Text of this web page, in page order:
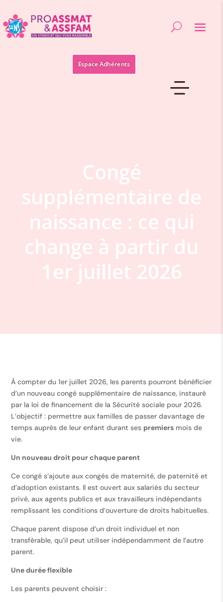
Espace Adhérents
Congé
supplémentaire de
naissance : ce qui
change à partir du
1er juillet 2026
À compter du 1er juillet 2026, les parents pourront bénéficier
d’un nouveau congé supplémentaire de naissance, instauré
par la loi de financement de la Sécurité sociale pour 2026.
L’objectif : permettre aux familles de passer davantage de
temps auprès de leur enfant durant ses premiers mois de
vie.
Un nouveau droit pour chaque parent
Ce congé s’ajoute aux congés de maternité, de paternité et
d’adoption existants. Il est ouvert aux salariés du secteur
privé, aux agents publics et aux travailleurs indépendants
remplissant les conditions d’ouverture de droits habituelles.
Chaque parent dispose d’un droit individuel et non
transférable, qu’il peut utiliser indépendamment de l’autre
parent.
Une durée flexible
Les parents peuvent choisir :